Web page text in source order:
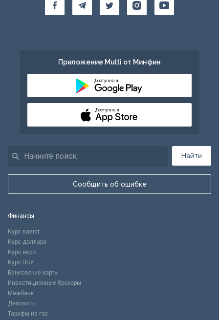
Найти
Сообщить об ошибке
Приложение Multi от Минфин
Доступно в
Доступно в
Финансы
Курс валют
Курс доллара
Курс евро
Курс НБУ
Банковские карты
Инвестиционные брокеры
Межбанк
Депозиты
Тарифы на газ